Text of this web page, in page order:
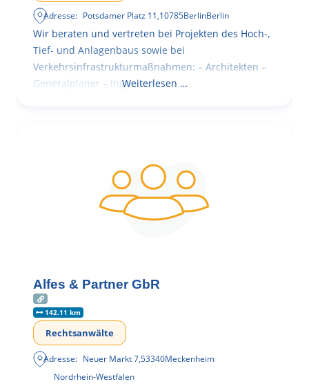
Adresse: Potsdamer Platz 11,10785BerlinBerlin
Wir beraten und vertreten bei Projekten des Hoch-,
Tief- und Anlagenbaus sowie bei
Verkehrsinfrastrukturmaßnahmen: – Architekten –
Generalplaner – Ingenieure
Weiterlesen …
Alfes & Partner GbR
142.11 km
Rechtsanwälte
Adresse: Neuer Markt 7,53340Meckenheim
Nordrhein-Westfalen